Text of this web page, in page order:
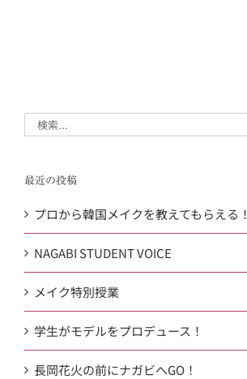
最近の投稿
プロから韓国メイクを教えてもらえる！
NAGABI STUDENT VOICE
メイク特別授業
学生がモデルをプロデュース！
長岡花火の前にナガビへGO！